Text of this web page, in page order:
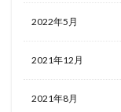
2022年5月
2021年12月
2021年8月